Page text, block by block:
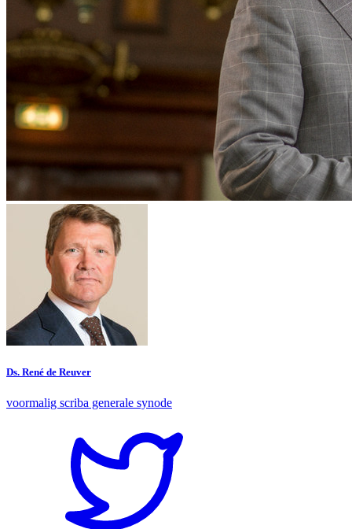
Ds. René de Reuver
voormalig scriba generale synode